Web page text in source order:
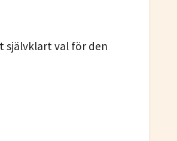
självklart val för den